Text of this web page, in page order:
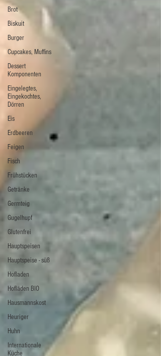
Brot
Biskuit
Burger
Cupcakes, Muffins
Dessert
Komponenten
Eingelegtes,
Eingekochtes,
Dörren
Eis
Erdbeeren
Feigen
Fisch
Frühstücken
Getränke
Germteig
Gugelhupf
Glutenfrei
Hauptspeisen
Hauptspeise - süß
Hofladen
Hofläden BIO
Hausmannskost
Heuriger
Huhn
Internationale
Küche